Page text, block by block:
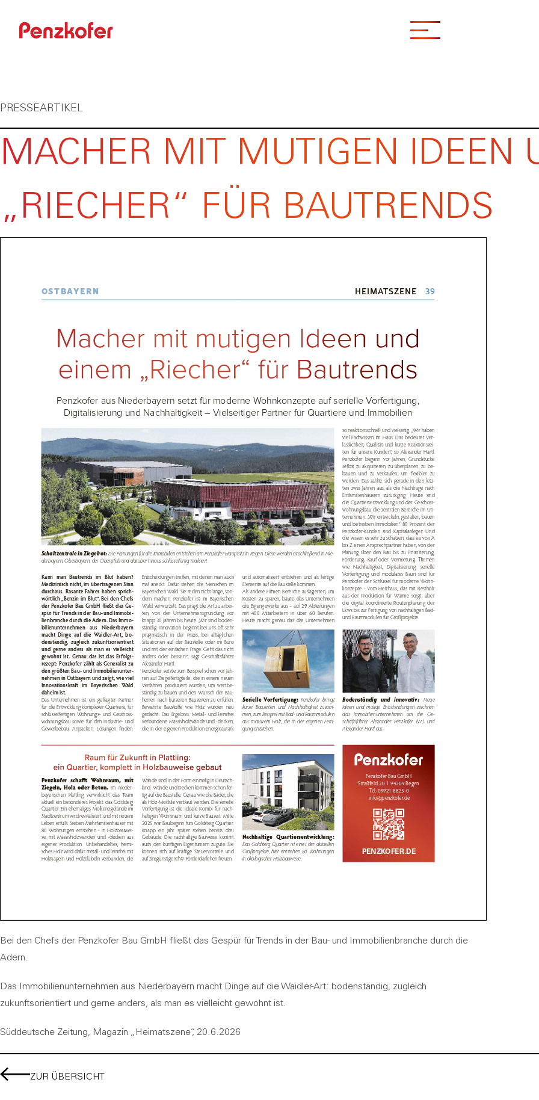
PRESSEARTIKEL
MACHER MIT MUTIGEN IDEEN
„RIECHER“ FÜR BAUTRENDS
Bei den Chefs der Penzkofer Bau GmbH fließt das Gespür für Trends in der Bau- und Immobilienbranche durch die
Adern.
Das Immobilienunternehmen aus Niederbayern macht Dinge auf die Waidler-Art: bodenständig, zugleich
zukunftsorientiert und gerne anders, als man es vielleicht gewohnt ist.
Süddeutsche Zeitung, Magazin „Heimatszene“, 20.6.2026
ZUR ÜBERSICHT